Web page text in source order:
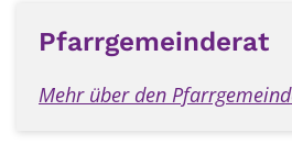
Pfarrgemeinderat
Mehr über den